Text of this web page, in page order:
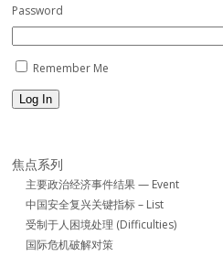
Password
Remember Me
Log In
焦点系列
主要政治经济事件结果 — Event
中国安全复兴关键指标 – List
受制于人困境处理 (Difficulties)
国际危机破解对策